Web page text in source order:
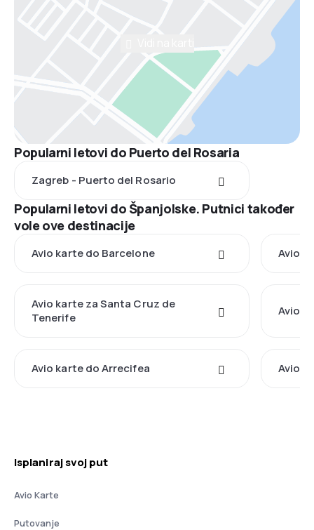
Popularni letovi do Puerto del Rosaria
Zagreb - Puerto del Rosario
Popularni letovi do Španjolske. Putnici također
vole ove destinacije
Avio karte do Barcelone Avio
Avio karte za Santa Cruz de
Tenerife
Avio
Avio karte do Arrecifea Avio
Isplaniraj svoj put
Avio Karte
Putovanje